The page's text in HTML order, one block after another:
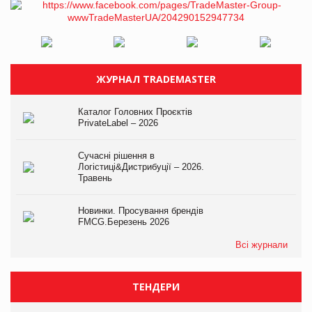
ЖУРНАЛ TRADEMASTER
Каталог Головних Проєктів
PrivateLabel – 2026
Сучасні рішення в
Логістиці&Дистрибуції – 2026.
Травень
Новинки. Просування брендів
FMCG.Березень 2026
Всі журнали
ТЕНДЕРИ